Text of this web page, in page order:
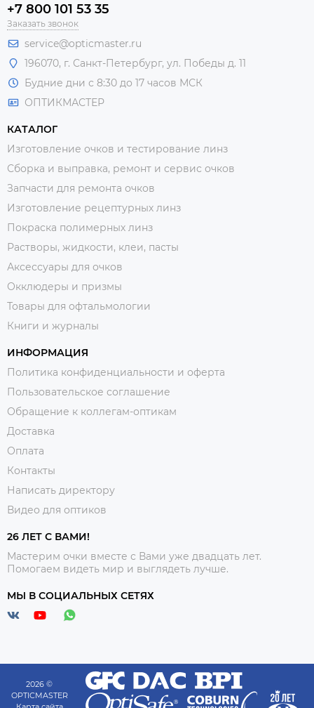
+7 800 101 53 35
Заказать звонок
service@opticmaster.ru
196070, г. Санкт-Петербург, ул. Победы д. 11
Будние дни с 8:30 до 17 часов МСК
ОПТИКМАСТЕР
КАТАЛОГ
Изготовление очков и тестирование линз
Сборка и выправка, ремонт и сервис очков
Запчасти для ремонта очков
Изготовление рецептурных линз
Покраска полимерных линз
Растворы, жидкости, клеи, пасты
Аксессуары для очков
Окклюдеры и призмы
Товары для офтальмологии
Книги и журналы
ИНФОРМАЦИЯ
Политика конфиденциальности и оферта
Пользовательское соглашение
Обращение к коллегам-оптикам
Доставка
Оплата
Контакты
Написать директору
Видео для оптиков
26 ЛЕТ С ВАМИ!
Мастерим очки вместе с Вами уже двадцать лет.
Помогаем видеть мир и выглядеть лучше.
МЫ В СОЦИАЛЬНЫХ СЕТЯХ
2026 ©
OPTICMASTER